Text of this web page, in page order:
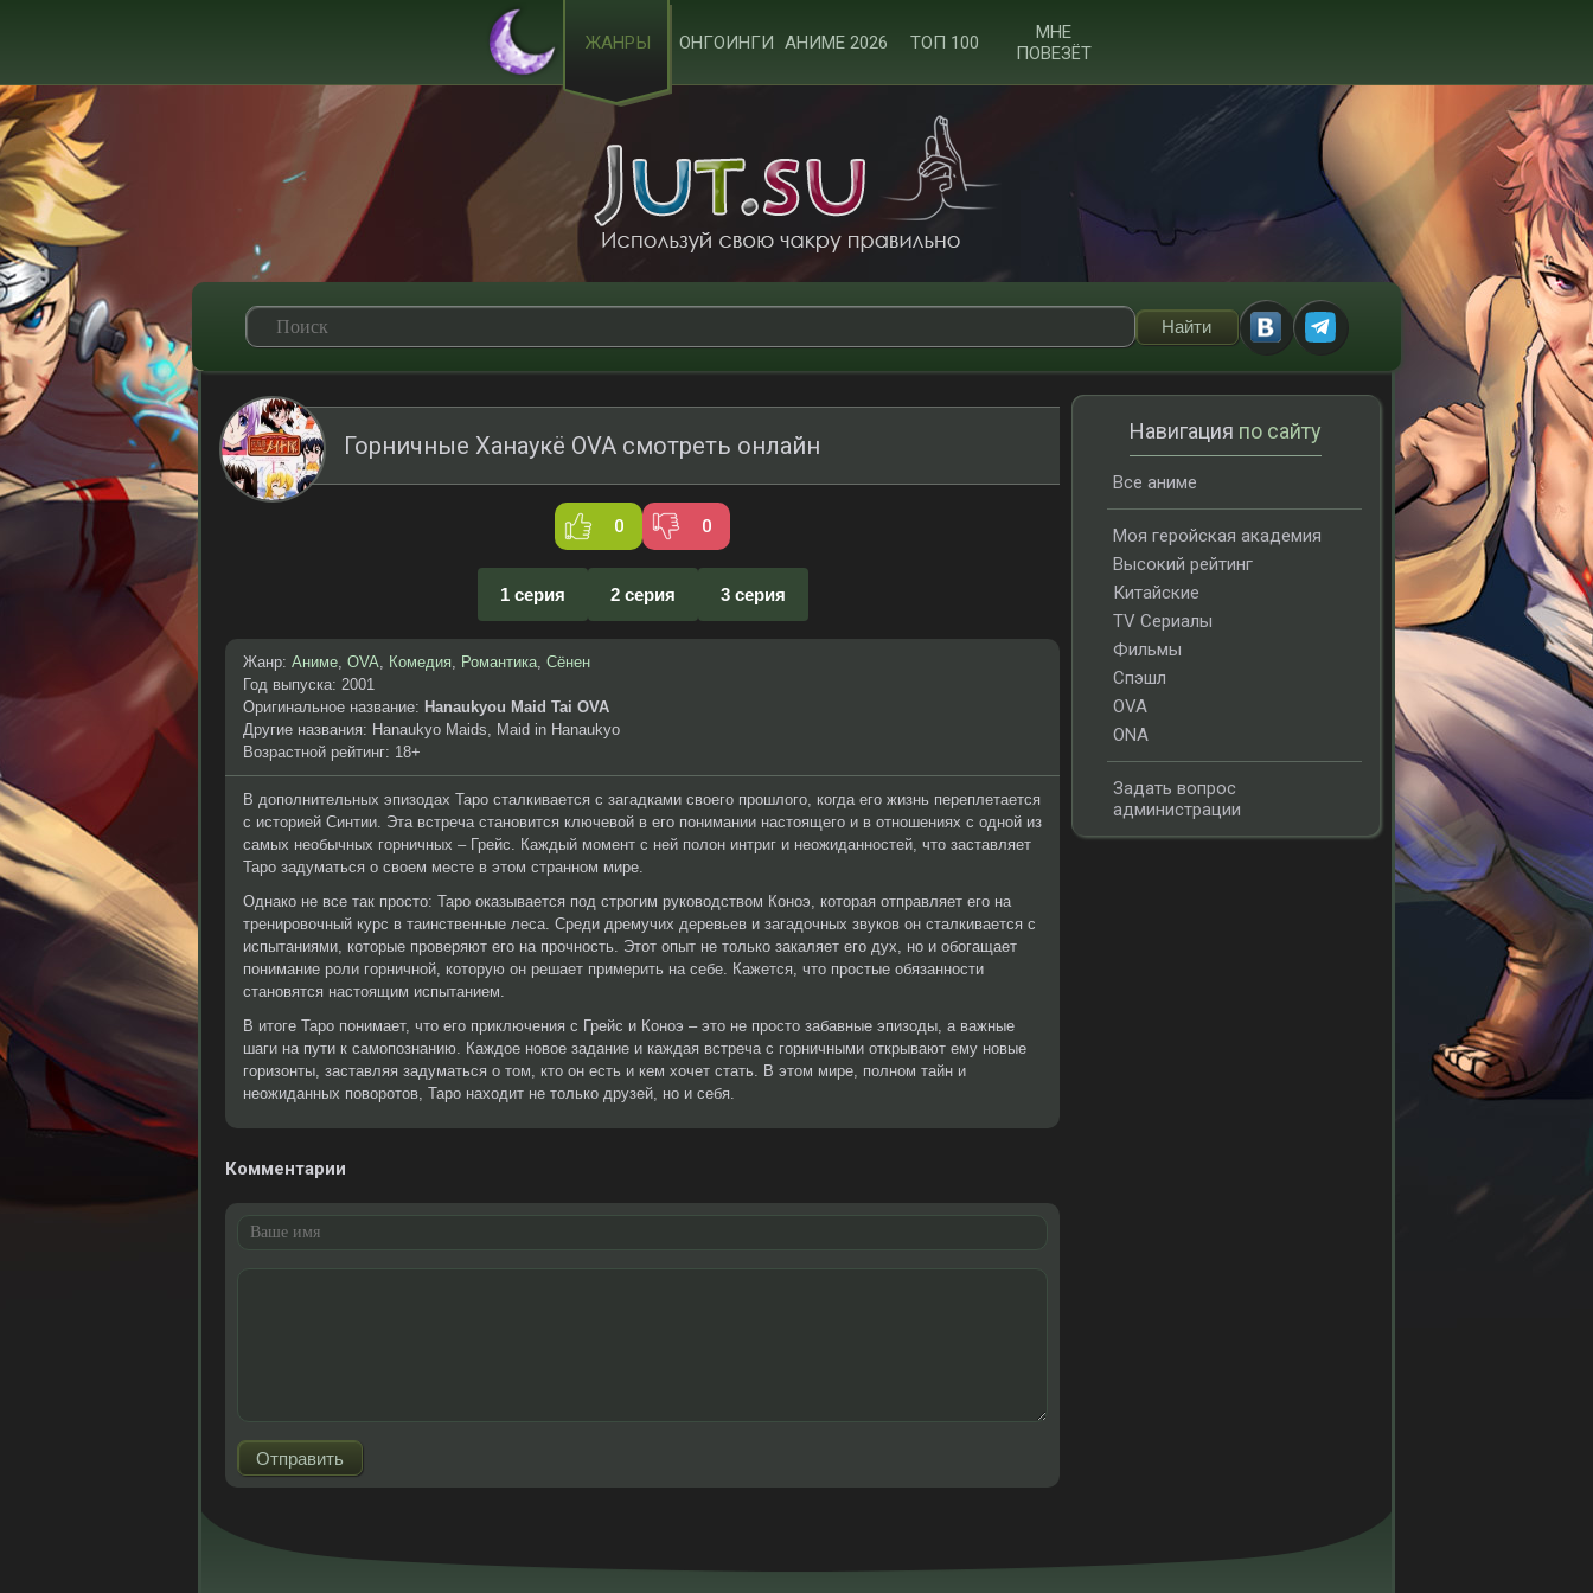
ЖАНРЫ ОНГОИНГИ АНИМЕ 2026 ТОП 100
МНЕ
ПОВЕЗЁТ
Горничные Ханаукё OVA смотреть онлайн
0 0
1 серия 2 серия 3 серия
Жанр: Аниме, OVA, Комедия, Романтика, Сёнен
Год выпуска: 2001
Оригинальное название: Hanaukyou Maid Tai OVA
Другие названия: Hanaukyo Maids, Maid in Hanaukyo
Возрастной рейтинг: 18+
В дополнительных эпизодах Таро сталкивается с загадками своего прошлого, когда его жизнь переплетается
с историей Синтии. Эта встреча становится ключевой в его понимании настоящего и в отношениях с одной из
самых необычных горничных – Грейс. Каждый момент с ней полон интриг и неожиданностей, что заставляет
Таро задуматься о своем месте в этом странном мире.
Однако не все так просто: Таро оказывается под строгим руководством Коноэ, которая отправляет его на
тренировочный курс в таинственные леса. Среди дремучих деревьев и загадочных звуков он сталкивается с
испытаниями, которые проверяют его на прочность. Этот опыт не только закаляет его дух, но и обогащает
понимание роли горничной, которую он решает примерить на себе. Кажется, что простые обязанности
становятся настоящим испытанием.
В итоге Таро понимает, что его приключения с Грейс и Коноэ – это не просто забавные эпизоды, а важные
шаги на пути к самопознанию. Каждое новое задание и каждая встреча с горничными открывают ему новые
горизонты, заставляя задуматься о том, кто он есть и кем хочет стать. В этом мире, полном тайн и
неожиданных поворотов, Таро находит не только друзей, но и себя.
Комментарии
Навигация по сайту
Все аниме
Моя геройская академия
Высокий рейтинг
Китайские
TV Сериалы
Фильмы
Спэшл
OVA
ONA
Задать вопрос
администрации